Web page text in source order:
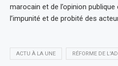
marocain et de l’opinion
l’impunité et de probité des
ACTU À LA UNE RÉFORME DE